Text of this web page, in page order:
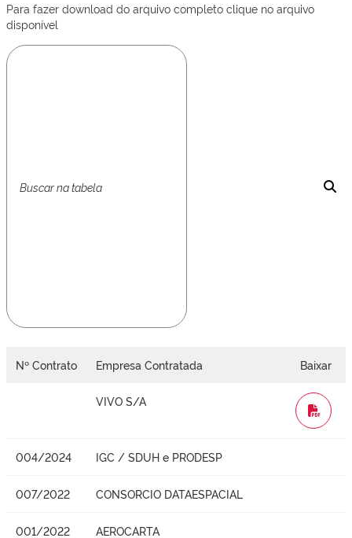
Para fazer download do arquivo completo clique no arquivo
disponível
Nº Contrato Empresa Contratada Baixar
VIVO S/A
WORD
004/2024 IGC / SDUH e PRODESP
007/2022 CONSORCIO DATAESPACIAL
001/2022 AEROCARTA